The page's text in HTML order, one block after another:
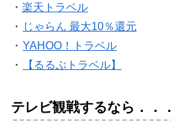
・ 楽天トラベル
・ じゃらん 最大10％還元
・ YAHOO！トラベル
・
【るるぶトラベル】
テレビ観戦するなら．．．